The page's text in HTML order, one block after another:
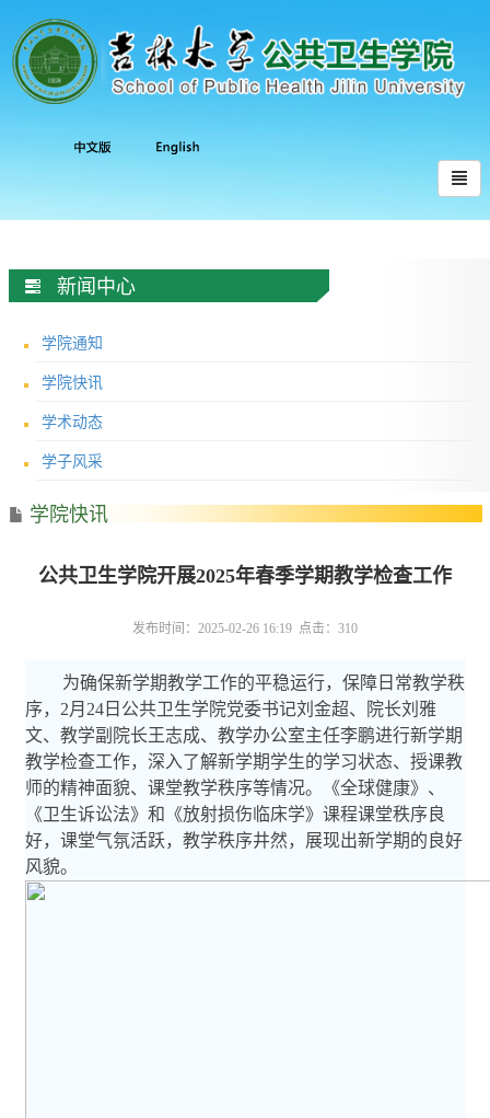
新闻中心
学院通知
学院快讯
学术动态
学子风采
学院快讯
公共卫生学院开展2025年春季学期教学检查工作
发布时间：2025-02-26 16:19 点击： 310
为确保新学期教学工作的平稳运行，保障日常教学秩
序， 2月 24日公共卫生学院党委书记刘金超、院长刘雅
文、教学副院长王志成、教学办公室主任李鹏进行新学期
教学检查工作，深入了解新学期学生的学习状态、授课教
师的精神面貌、课堂教学秩序等情况。《全球健康》、
《卫生诉讼法》和《放射损伤临床学》课程课堂秩序良
好，课堂气氛活跃，教学秩序井然，展现出新学期的良好
风貌。